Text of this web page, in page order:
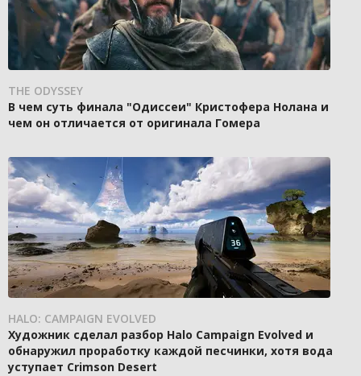
THE ODYSSEY
В чем суть финала "Одиссеи" Кристофера Нолана и
чем он отличается от оригинала Гомера
HALO: CAMPAIGN EVOLVED
Художник сделал разбор Halo Campaign Evolved и
обнаружил проработку каждой песчинки, хотя вода
уступает Crimson Desert